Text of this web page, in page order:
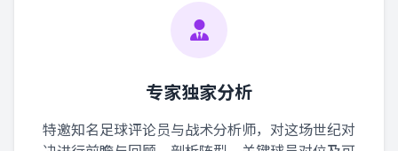
专家独家分析
特邀知名足球评论员与战术分析师，对这场世纪对